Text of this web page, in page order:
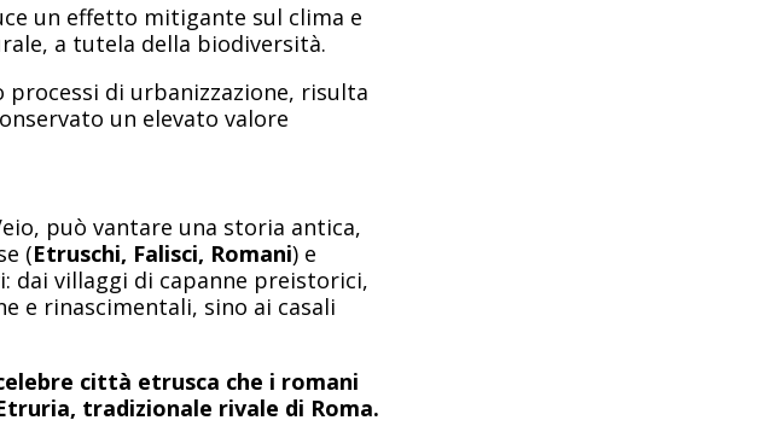
un effetto mitigante sul clima e
a tutela della biodiversità.
processi di urbanizzazione, risulta
un elevato valore
può vantare una storia antica,
(Etruschi, Falisci, Romani) e
dai villaggi di capanne preistorici,
e rinascimentali, sino ai casali
città etrusca che i romani
tradizionale rivale di Roma.